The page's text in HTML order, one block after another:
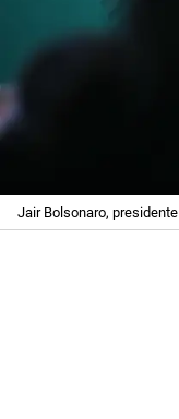
Jair Bolsonaro,